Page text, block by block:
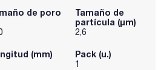
de poro
Tamaño de
partícula (μm)
2,6
(mm) Pack (u.)
1